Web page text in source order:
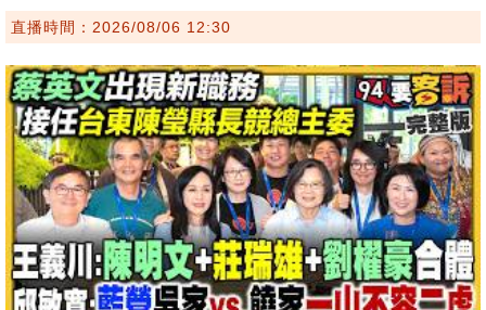
直播時間：2026/08/06 12:30